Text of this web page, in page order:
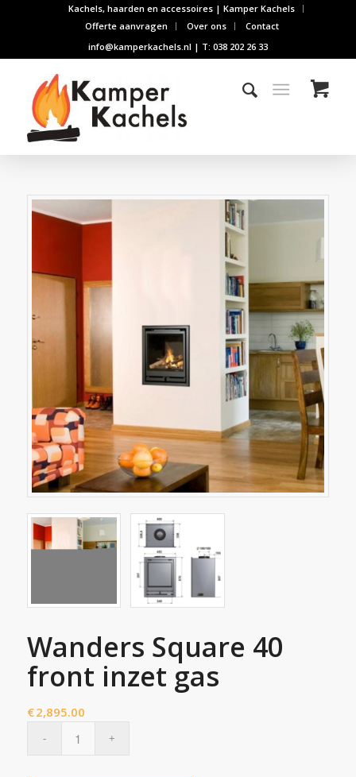
Kachels, haarden en accessoires | Kamper Kachels
Offerte aanvragen
Over ons
Contact
info@kamperkachels.nl | T: 038 202 26 33
Wanders Square 40
front inzet gas
€2,895.00